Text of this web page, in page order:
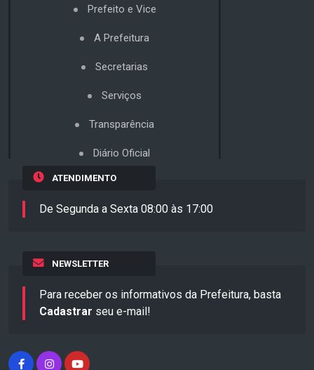
Prefeito e Vice
A Prefeitura
Secretarias
Serviços
Transparência
Diário Oficial
ATENDIMENTO
De Segunda a Sexta 08:00 às 17:00
NEWSLETTER
Para receber os informativos da Prefeitura, basta
Cadastrar seu e-mail!